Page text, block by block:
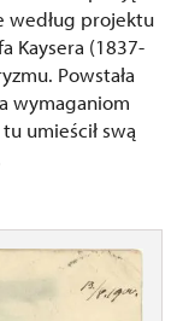
według projektu
Kaysera (1837-
Powstała
wymaganiom
umieścił swą